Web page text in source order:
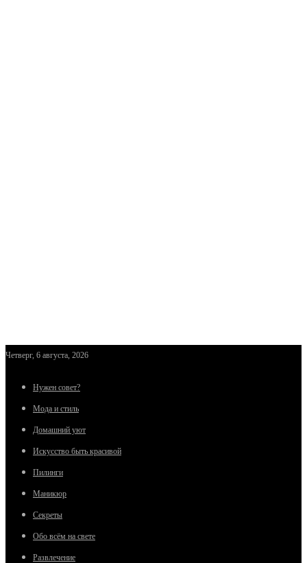
Четверг, 6 августа, 2026
Нужен совет?
Мода и стиль
Домашний уют
Искусство быть красивой
Пилинги
Маникюр
Секреты
Обо всём на свете
Развлечение